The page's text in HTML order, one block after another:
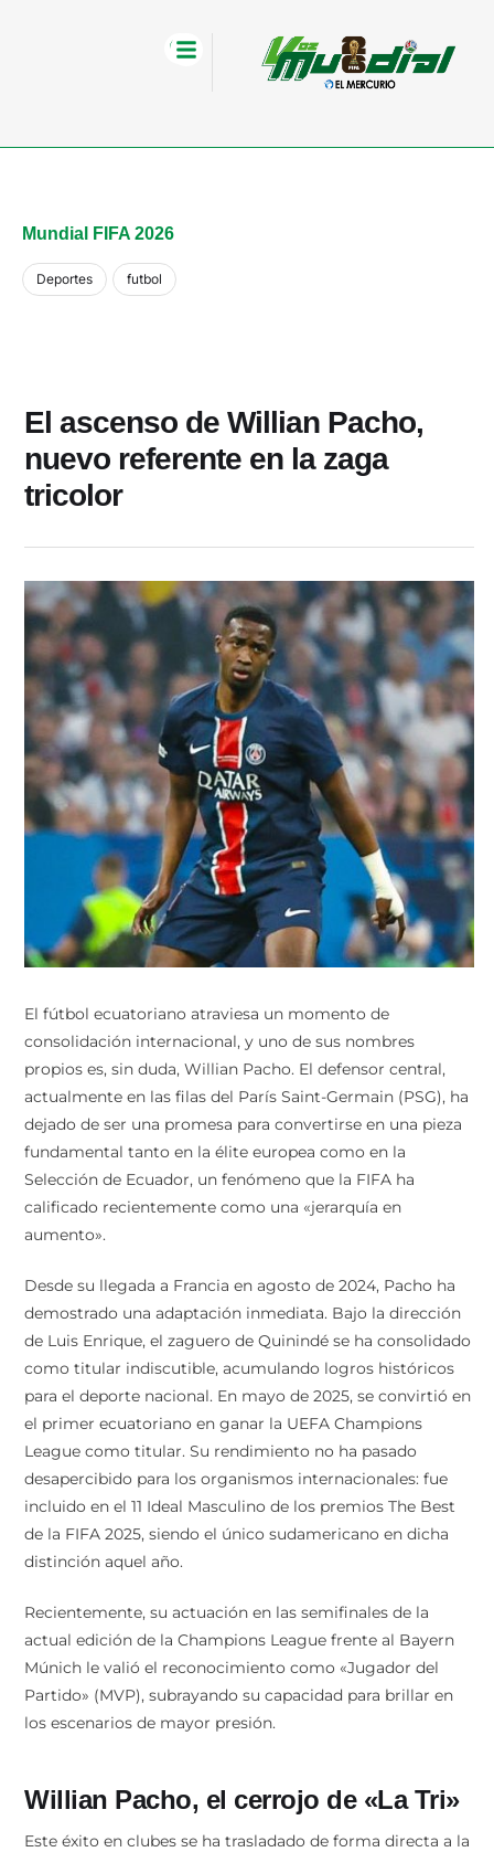
Mundial FIFA 2026
Deportes futbol
El ascenso de Willian Pacho,
nuevo referente en la zaga
tricolor
El fútbol ecuatoriano atraviesa un momento de
consolidación internacional, y uno de sus nombres
propios es, sin duda, Willian Pacho. El defensor central,
actualmente en las filas del París Saint-Germain (PSG), ha
dejado de ser una promesa para convertirse en una pieza
fundamental tanto en la élite europea como en la
Selección de Ecuador, un fenómeno que la FIFA ha
calificado recientemente como una «jerarquía en
aumento».
Desde su llegada a Francia en agosto de 2024, Pacho ha
demostrado una adaptación inmediata. Bajo la dirección
de Luis Enrique, el zaguero de Quinindé se ha consolidado
como titular indiscutible, acumulando logros históricos
para el deporte nacional. En mayo de 2025, se convirtió en
el primer ecuatoriano en ganar la UEFA Champions
League como titular. Su rendimiento no ha pasado
desapercibido para los organismos internacionales: fue
incluido en el 11 Ideal Masculino de los premios The Best
de la FIFA 2025, siendo el único sudamericano en dicha
distinción aquel año.
Recientemente, su actuación en las semifinales de la
actual edición de la Champions League frente al Bayern
Múnich le valió el reconocimiento como «Jugador del
Partido» (MVP), subrayando su capacidad para brillar en
los escenarios de mayor presión.
Willian Pacho, el cerrojo de «La Tri»
Este éxito en clubes se ha trasladado de forma directa a la